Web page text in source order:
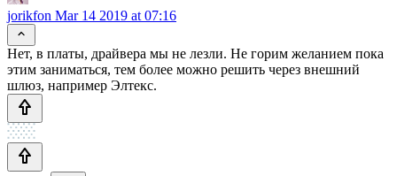
jorikfon Mar 14 2019 at 07:16
Нет, в платы, драйвера мы не лезли. Не горим желанием пока
этим заниматься, тем более можно решить через внешний
шлюз, например Элтекс.